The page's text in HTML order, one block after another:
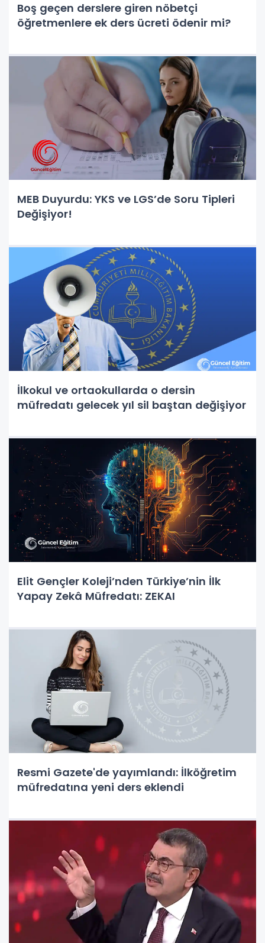
Boş geçen derslere giren nöbetçi
öğretmenlere ek ders ücreti ödenir mi?
MEB Duyurdu: YKS ve LGS’de Soru Tipleri
Değişiyor!
İlkokul ve ortaokullarda o dersin
müfredatı gelecek yıl sil baştan değişiyor
Elit Gençler Koleji’nden Türkiye’nin İlk
Yapay Zekâ Müfredatı: ZEKAI
Resmi Gazete'de yayımlandı: İlköğretim
müfredatına yeni ders eklendi